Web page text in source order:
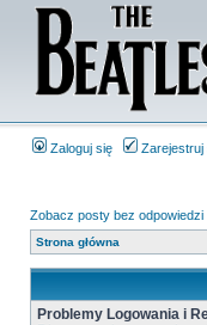
Zaloguj się Zarejestruj
Zobacz posty bez odpowiedzi
Strona główna
Problemy Logowania i